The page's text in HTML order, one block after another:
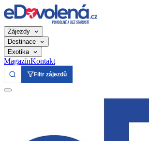
Zájezdy
Destinace
Exotika
MagazínKontakt
Filtr zájezdů